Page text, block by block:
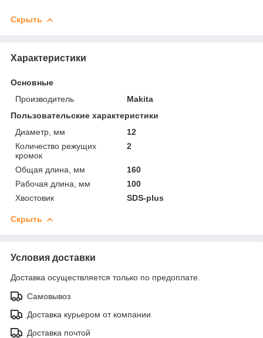
Скрыть
Характеристики
Основные
Производитель
Makita
Пользовательские характеристики
Диаметр, мм
12
Количество режущих
кромок
2
Общая длина, мм
160
Рабочая длина, мм
100
Хвостовик
SDS-plus
Скрыть
Условия доставки
Доставка осуществляется только по предоплате.
Самовывоз
Доставка курьером от компании
Доставка почтой